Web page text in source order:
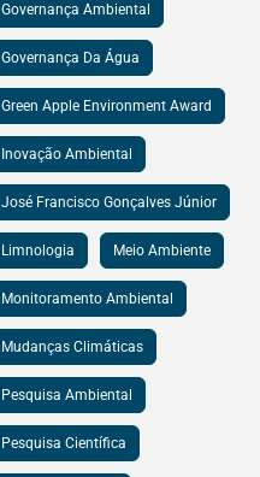
Governança Ambiental
Governança Da Água
Green Apple Environment Award
Inovação Ambiental
José Francisco Gonçalves Júnior
Limnologia Meio Ambiente
Monitoramento Ambiental
Mudanças Climáticas
Pesquisa Ambiental
Pesquisa Científica